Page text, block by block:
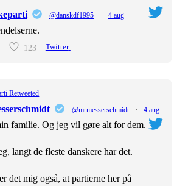
@danskdf1995 · 4 aug
123 Twitter
Retweeted
@mrmesserschmidt · 4 aug
familie. Og jeg vil gøre alt for dem.
langt de fleste danskere har det.
det mig også, at partierne her på